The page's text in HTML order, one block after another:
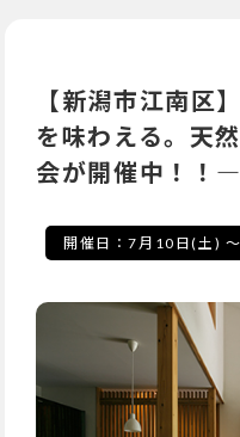
【新潟市江南区
を味わえる。天
会が開催中！！
開催日：7月10日(土)